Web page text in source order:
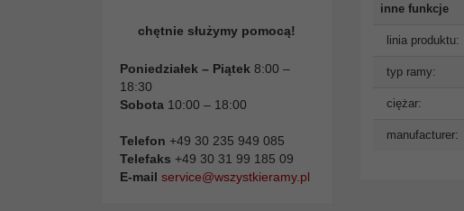
chętnie służymy pomocą!
Poniedziałek – Piątek 8:00 –
18:30
Sobota 10:00 – 18:00
Telefon +49 30 235 949 085
Telefaks +49 30 31 99 185 09
E-mail service@wszystkieramy.pl
inne funkcje
linia produktu:
typ ramy:
ciężar:
manufacturer: